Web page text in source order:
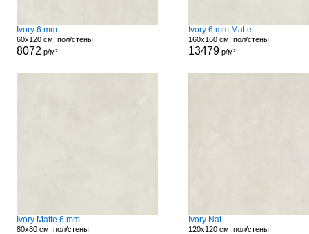
Ivory 6 mm
60x120 см, пол/стены
8072 р/м²
Ivory 6 mm Matte
160x160 см, пол/стены
13479р/м²
Ivory Matte 6 mm
80x80 см, пол/стены
Ivory Nat
120x120 см, пол/стены